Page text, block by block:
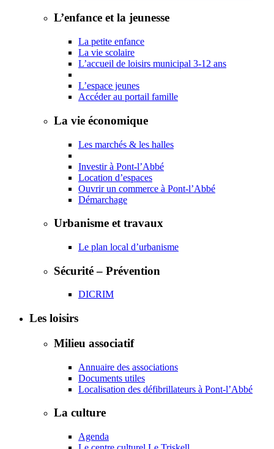
L’enfance et la jeunesse
La petite enfance
La vie scolaire
L’accueil de loisirs municipal 3-12 ans
L’espace jeunes
Accéder au portail famille
La vie économique
Les marchés & les halles
Investir à Pont-l’Abbé
Location d’espaces
Ouvrir un commerce à Pont-l’Abbé
Démarchage
Urbanisme et travaux
Le plan local d’urbanisme
Sécurité – Prévention
DICRIM
Les loisirs
Milieu associatif
Annuaire des associations
Documents utiles
Localisation des défibrillateurs à Pont-l’Abbé
La culture
Agenda